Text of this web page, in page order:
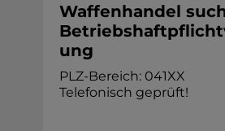
Waffenhandel
ung
PLZ-Bereich: 041XX
Telefonisch geprüft!